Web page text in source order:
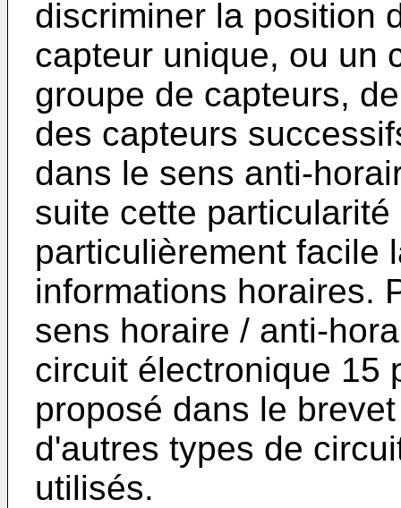
discriminer la position
capteur unique, ou un
groupe de capteurs,
des capteurs
dans le sens anti-
suite cette
particulièrement facile
informations horaires.
sens horaire / anti-
circuit électronique 15
proposé dans le
d'autres types de
utilisés.